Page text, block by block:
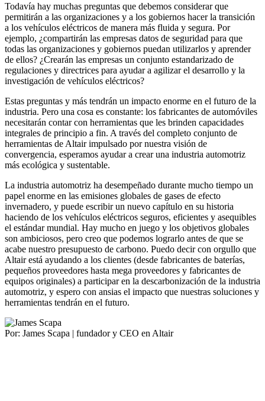
Todavía hay muchas preguntas que debemos considerar que
permitirán a las organizaciones y a los gobiernos hacer la transición
a los vehículos eléctricos de manera más fluida y segura. Por
ejemplo, ¿compartirán las empresas datos de seguridad para que
todas las organizaciones y gobiernos puedan utilizarlos y aprender
de ellos? ¿Crearán las empresas un conjunto estandarizado de
regulaciones y directrices para ayudar a agilizar el desarrollo y la
investigación de vehículos eléctricos?
Estas preguntas y más tendrán un impacto enorme en el futuro de la
industria. Pero una cosa es constante: los fabricantes de automóviles
necesitarán contar con herramientas que les brinden capacidades
integrales de principio a fin. A través del completo conjunto de
herramientas de Altair impulsado por nuestra visión de
convergencia, esperamos ayudar a crear una industria automotriz
más ecológica y sustentable.
La industria automotriz ha desempeñado durante mucho tiempo un
papel enorme en las emisiones globales de gases de efecto
invernadero, y puede escribir un nuevo capítulo en su historia
haciendo de los vehículos eléctricos seguros, eficientes y asequibles
el estándar mundial. Hay mucho en juego y los objetivos globales
son ambiciosos, pero creo que podemos lograrlo antes de que se
acabe nuestro presupuesto de carbono. Puedo decir con orgullo que
Altair está ayudando a los clientes (desde fabricantes de baterías,
pequeños proveedores hasta mega proveedores y fabricantes de
equipos originales) a participar en la descarbonización de la industria
automotriz, y espero con ansias el impacto que nuestras soluciones y
herramientas tendrán en el futuro.
Por: James Scapa | fundador y CEO en Altair